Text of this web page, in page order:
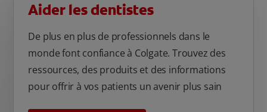
Aider les dentistes
De plus en plus de professionnels dans le
monde font confiance à Colgate. Trouvez des
ressources, des produits et des informations
pour offrir à vos patients un avenir plus sain